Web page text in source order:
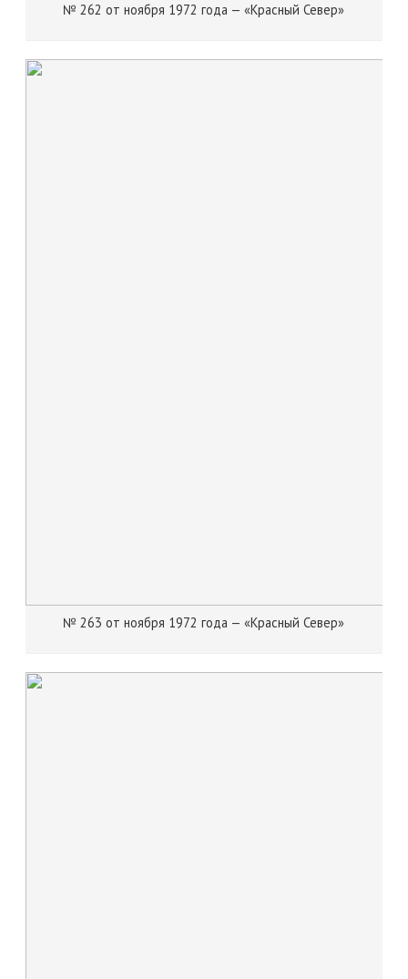
№ 262 от ноября 1972 года — «Красный Север»
№ 263 от ноября 1972 года — «Красный Север»